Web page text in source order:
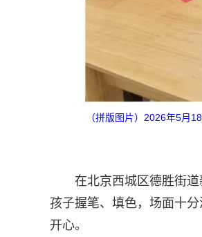
（拼版图片）2026年5月
在北京西城区德胜街
孩子握笔、填色，场面十
开心。